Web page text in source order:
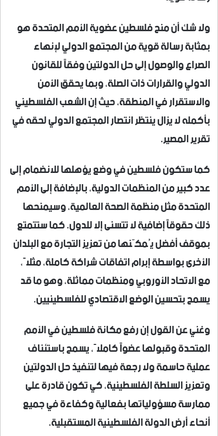
ولا شك أن منح فلسطين عضوية الأمم المتحدة هو
بمثابة رسالة قوية من المجتمع الدولي لإنهاء
الصراع والوصول إلى حل الدولتين وفقاً للقانون
الدولي والقرارات ذات الصلة، وبما يحقق الأمن
والاستقرار في المنطقة، حيث إن الشعب الفلسطيني
بأكمله لا يزال ينتظر انتصار المجتمع الدولي لحقه في
تقرير المصير.
كما ستكون فلسطين في وضع يؤهلها للانضمام إلى
عدد كبير من المنظمات الدولية، بالإضافة إلى الأمم
المتحدة مثل منظمة الصحة العالمية، وسيمنحها
ذلك حقوقاً إضافية لا تتسنى إلا للدول. كما ستتمتع
بموقف أفضل يُمكّنها من تعزيز التجارة مع البلدان
الأخرى بواسطة إبرام اتفاقات شراكة كاملة، مثلاً،
مع الاتحاد الأوروبي ومنظمات مماثلة، وهو ما قد
يسمح بتحسين الوضع الاقتصادي للفلسطينيين.
وغني عن القول إن رفع مكانة فلسطين في الأمم
المتحدة وقبولها عضواً كاملاً، يسمح باستئناف
عملية حاسمة ولا رجعة فيها لتنفيذ حل الدولتين
وتعزيز السلطة الفلسطينية، كي تكون قادرة على
ممارسة مسؤولياتها بفعالية وكفاءة في جميع
أنحاء أرض الدولة الفلسطينية المستقبلية.